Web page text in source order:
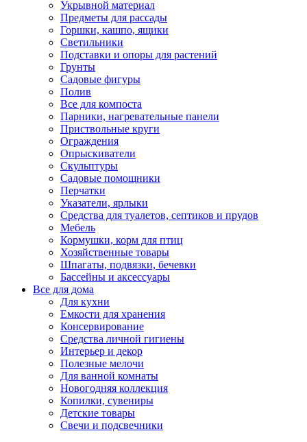
Укрывной материал
Предметы для рассады
Горшки, кашпо, ящики
Светильники
Подставки и опоры для растений
Грунты
Садовые фигуры
Полив
Все для компоста
Парники, нагревательные панели
Приствольные круги
Ограждения
Опрыскиватели
Скульптуры
Садовые помощники
Перчатки
Указатели, ярлыки
Средства для туалетов, септиков и прудов
Мебель
Кормушки, корм для птиц
Хозяйственные товары
Шпагаты, подвязки, бечевки
Бассейны и аксессуары
Все для дома
Для кухни
Емкости для хранения
Консервирование
Средства личной гигиены
Интерьер и декор
Полезные мелочи
Для ванной комнаты
Новогодняя коллекция
Копилки, сувениры
Детские товары
Свечи и подсвечники